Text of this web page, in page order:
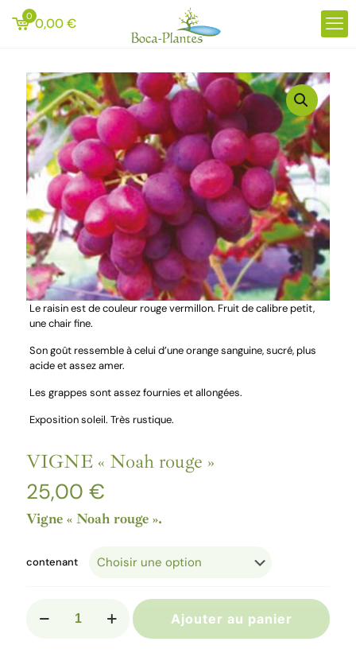
0 0,00€
Le raisin est de couleur rouge vermillon. Fruit de calibre petit,
une chair fine.
Son goût ressemble à celui d’une orange sanguine, sucré, plus
acide et assez amer.
Les grappes sont assez fournies et allongées.
Exposition soleil. Très rustique.
VIGNE « Noah rouge »
25,00 €
Vigne « Noah rouge ».
contenant
Ajouter au panier